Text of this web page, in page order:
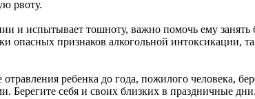
рвоту.
и испытывает тошноту, важно помочь ему
опасных признаков алкогольной интоксикации,
ребенка до года, пожилого человека,
Берегите себя и своих близких в праздничные дни.